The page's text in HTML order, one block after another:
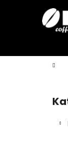
k
Zpět
obchodu
Zpět
obchodu